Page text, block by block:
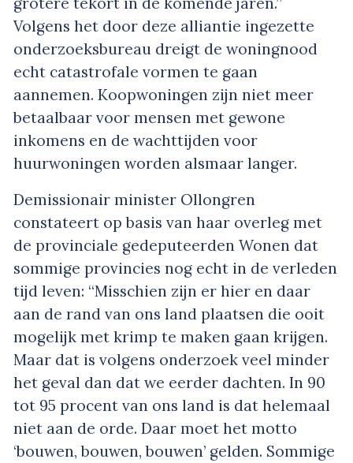
Volgens het door deze alliantie ingezette
onderzoeksbureau dreigt de woningnood
echt catastrofale vormen te gaan
aannemen. Koopwoningen zijn niet meer
betaalbaar voor mensen met gewone
inkomens en de wachttijden voor
huurwoningen worden alsmaar langer.
Demissionair minister Ollongren
constateert op basis van haar overleg met
de provinciale gedeputeerden Wonen dat
sommige provincies nog echt in de verleden
tijd leven: “Misschien zijn er hier en daar
aan de rand van ons land plaatsen die ooit
mogelijk met krimp te maken gaan krijgen.
Maar dat is volgens onderzoek veel minder
het geval dan dat we eerder dachten. In 90
tot 95 procent van ons land is dat helemaal
niet aan de orde. Daar moet het motto
‘bouwen, bouwen, bouwen’ gelden. Sommige